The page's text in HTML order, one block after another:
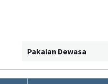
Pakaian Dewasa